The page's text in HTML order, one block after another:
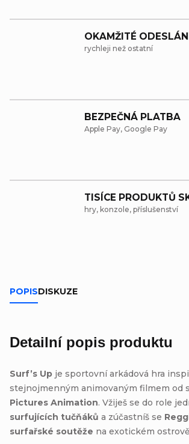
OKAMŽITÉ
rychleji než ostatní
BEZPEČNÁ PLATBA
Apple Pay, Google Pay
TISÍCE PRODUKTŮ
hry, konzole, příslušenství
POPISDISKUZE
Detailní popis produktu
Surf’s Up je sportovní arkádová hra
stejnojmenným animovaným filmem od
Pictures Animation. Vžiješ se do role
surfujících tučňáků a zúčastníš se
surfařské soutěže na exotickém